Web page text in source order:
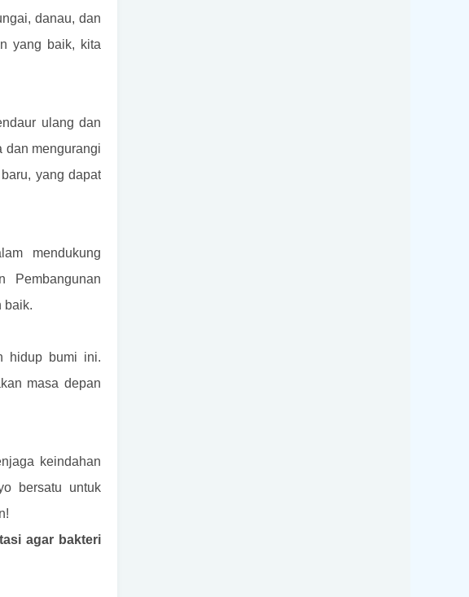
danau, dan
yang baik, kita
ulang dan
dan mengurangi
yang dapat
mendukung
Pembangunan
baik.
hidup bumi ini.
masa depan
keindahan
bersatu untuk
agar bakteri